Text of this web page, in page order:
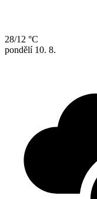
28/12 °C
pondělí 10. 8.